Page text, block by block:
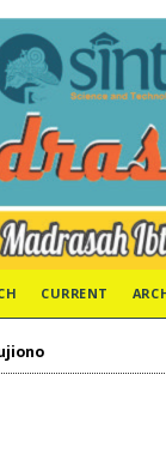
CURRENT